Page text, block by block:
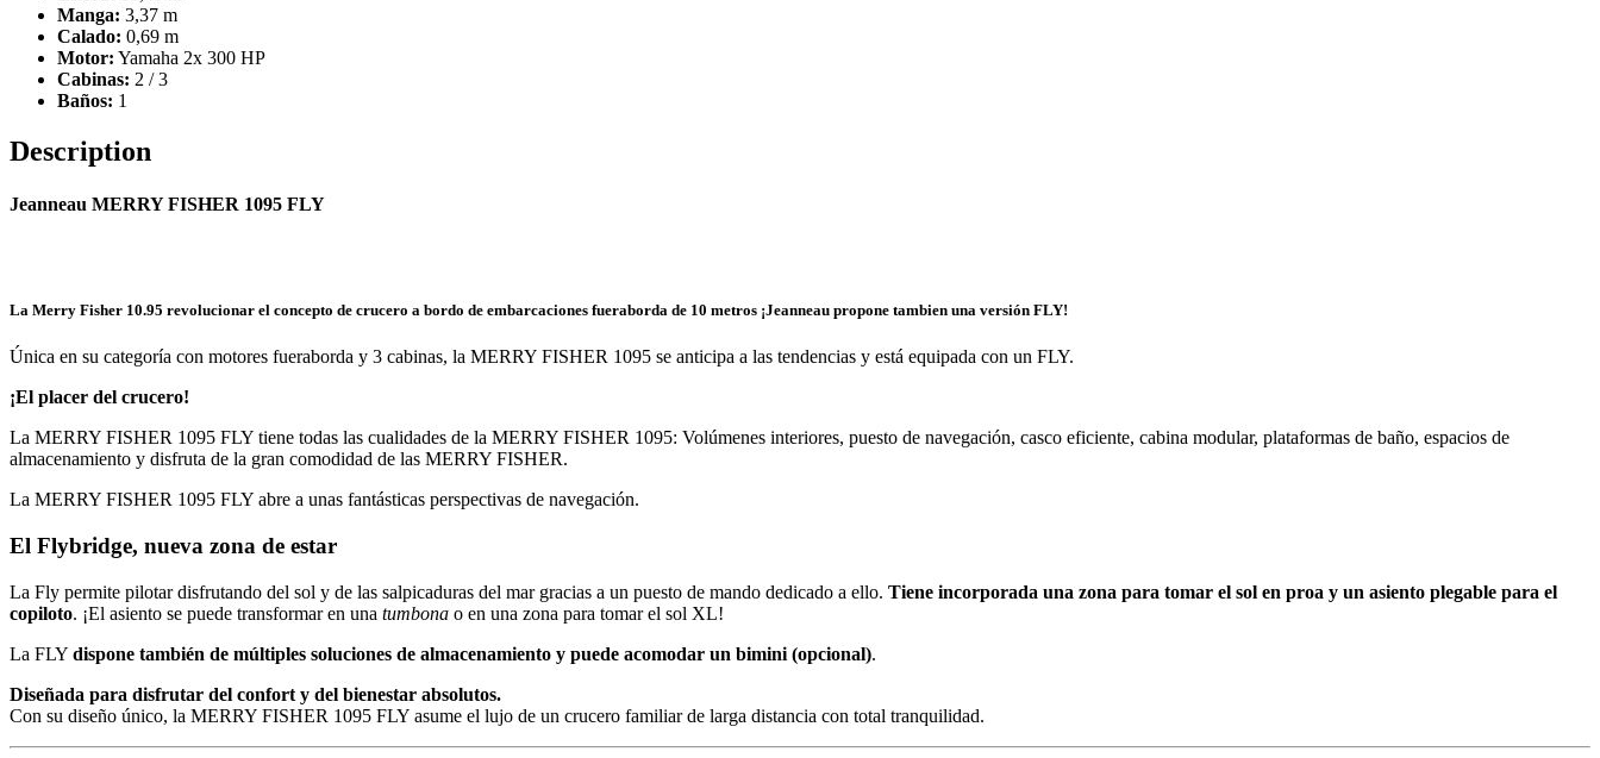
Manga: 3,37 m
Calado: 0,69 m
Motor: Yamaha 2x 300 HP
Cabinas: 2 / 3
Baños: 1
Description
Jeanneau MERRY FISHER 1095 FLY
La Merry Fisher 10.95 revolucionar el concepto de crucero a bordo de embarcaciones fueraborda de 10 metros ¡Jeanneau propone tambien una versión FLY!
Única en su categoría con motores fueraborda y 3 cabinas, la MERRY FISHER 1095 se anticipa a las tendencias y está equipada con un FLY.
¡El placer del crucero!
La MERRY FISHER 1095 FLY tiene todas las cualidades de la MERRY FISHER 1095: Volúmenes interiores, puesto de navegación, casco eficiente, cabina modular, plataformas de baño, espacios de
almacenamiento y disfruta de la gran comodidad de las MERRY FISHER.
La MERRY FISHER 1095 FLY abre a unas fantásticas perspectivas de navegación.
El Flybridge, nueva zona de estar
La Fly permite pilotar disfrutando del sol y de las salpicaduras del mar gracias a un puesto de mando dedicado a ello. Tiene incorporada una zona para tomar el sol en proa y un asiento plegable para el
copiloto. ¡El asiento se puede transformar en una tumbona o en una zona para tomar el sol XL!
La FLY dispone también de múltiples soluciones de almacenamiento y puede acomodar un bimini (opcional).
Diseñada para disfrutar del confort y del bienestar absolutos.
Con su diseño único, la MERRY FISHER 1095 FLY asume el lujo de un crucero familiar de larga distancia con total tranquilidad.